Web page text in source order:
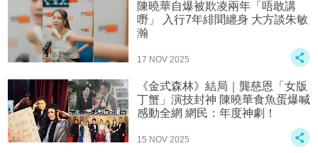
陳曉華自爆被欺凌兩年「唔敢講
嘢」 入行7年緋聞纏身 大方談朱敏
瀚
17 NOV 2025
《金式森林》結局｜龔慈恩「女版
丁蟹」演技封神 陳曉華食魚蛋爆喊
感動全網 網民：年度神劇！
15 NOV 2025